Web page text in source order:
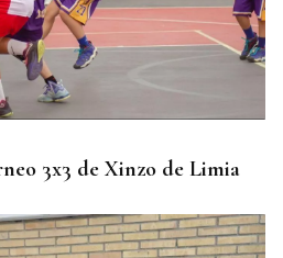
de una peña taurina de
sexualmente a
3x3 de Xinzo de Limia